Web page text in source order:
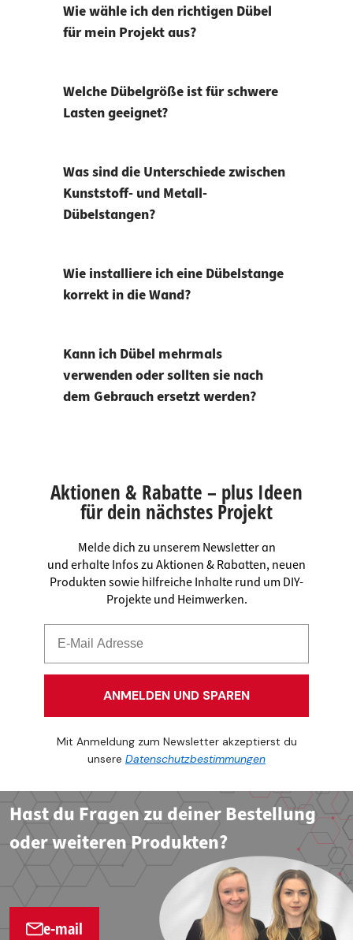
Wie wähle ich den richtigen Dübel
für mein Projekt aus?
Welche Dübelgröße ist für schwere
Lasten geeignet?
Was sind die Unterschiede zwischen
Kunststoff- und Metall-
Dübelstangen?
Wie installiere ich eine Dübelstange
korrekt in die Wand?
Kann ich Dübel mehrmals
verwenden oder sollten sie nach
dem Gebrauch ersetzt werden?
Aktionen & Rabatte – plus Ideen
für dein nächstes Projekt
Melde dich zu unserem Newsletter an
und erhalte Infos zu Aktionen & Rabatten, neuen
Produkten sowie hilfreiche Inhalte rund um DIY-
Projekte und Heimwerken.
ANMELDEN UND SPAREN
Mit Anmeldung zum Newsletter akzeptierst du
unsere Datenschutzbestimmungen
Hast du Fragen zu deiner Bestellung
oder weiteren Produkten?
e-mail